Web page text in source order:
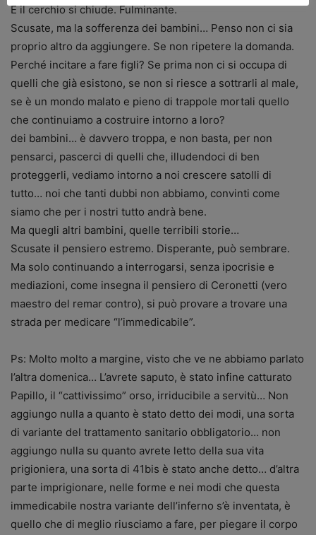
E il cerchio si chiude. Fulminante.
Scusate, ma la sofferenza dei bambini… Penso non ci sia
proprio altro da aggiungere. Se non ripetere la domanda.
Perché incitare a fare figli? Se prima non ci si occupa di
quelli che già esistono, se non si riesce a sottrarli al male,
se è un mondo malato e pieno di trappole mortali quello
che continuiamo a costruire intorno a loro?
dei bambini… è davvero troppa, e non basta, per non
pensarci, pascerci di quelli che, illudendoci di ben
proteggerli, vediamo intorno a noi crescere satolli di
tutto… noi che tanti dubbi non abbiamo, convinti come
siamo che per i nostri tutto andrà bene.
Ma quegli altri bambini, quelle terribili storie…
Scusate il pensiero estremo. Disperante, può sembrare.
Ma solo continuando a interrogarsi, senza ipocrisie e
mediazioni, come insegna il pensiero di Ceronetti (vero
maestro del remar contro), si può provare a trovare una
strada per medicare “l’immedicabile”.
Ps: Molto molto a margine, visto che ve ne abbiamo parlato
l’altra domenica… L’avrete saputo, è stato infine catturato
Papillo, il “cattivissimo” orso, irriducibile a servitù… Non
aggiungo nulla a quanto è stato detto dei modi, una sorta
di variante del trattamento sanitario obbligatorio… non
aggiungo nulla su quanto avrete letto della sua vita
prigioniera, una sorta di 41bis è stato anche detto… d’altra
parte imprigionare, nelle forme e nei modi che questa
immedicabile nostra variante dell’inferno s’è inventata, è
quello che di meglio riusciamo a fare, per piegare il corpo